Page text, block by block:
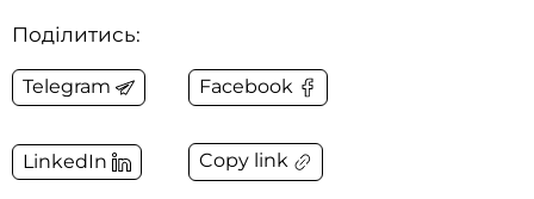
Поділитись:
Telegram Facebook
LinkedIn Copy link